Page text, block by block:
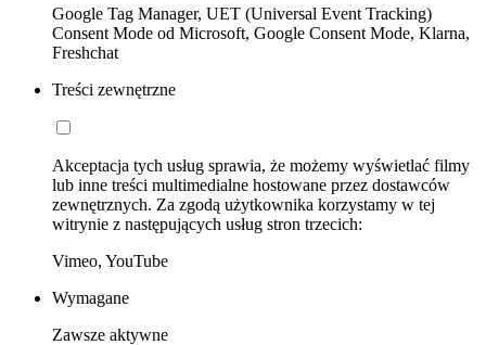
Google Tag Manager, UET (Universal Event Tracking)
Consent Mode od Microsoft, Google Consent Mode, Klarna,
Freshchat
Treści zewnętrzne
Akceptacja tych usług sprawia, że możemy wyświetlać filmy
lub inne treści multimedialne hostowane przez dostawców
zewnętrznych. Za zgodą użytkownika korzystamy w tej
witrynie z następujących usług stron trzecich:
Vimeo, YouTube
Wymagane
Zawsze aktywne